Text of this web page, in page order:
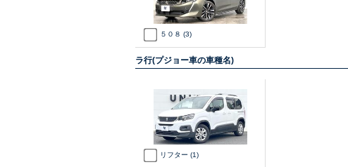
５０８ (3)
ラ行(プジョー車の車種名)
リフター (1)